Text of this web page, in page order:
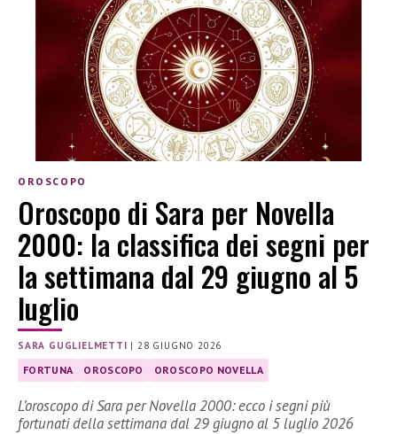
OROSCOPO
Oroscopo di Sara per Novella
2000: la classifica dei segni per
la settimana dal 29 giugno al 5
luglio
SARA GUGLIELMETTI |28 GIUGNO 2026
FORTUNA OROSCOPO OROSCOPO NOVELLA
L’oroscopo di Sara per Novella 2000: ecco i segni più
fortunati della settimana dal 29 giugno al 5 luglio 2026